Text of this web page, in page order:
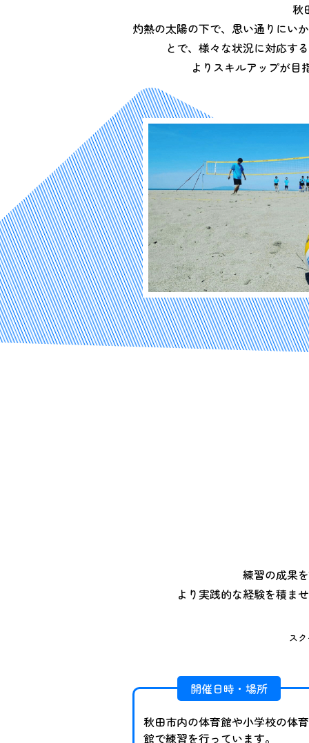
秋
灼熱の太陽の下で、思い通りにい
とで、様々な状況に対応す
よりスキルアップが目
練習の成果
より実践的な経験を積ま
ス
開催日時・場所
秋田市内の体育館や小学校の体育
館で練習を行っています。